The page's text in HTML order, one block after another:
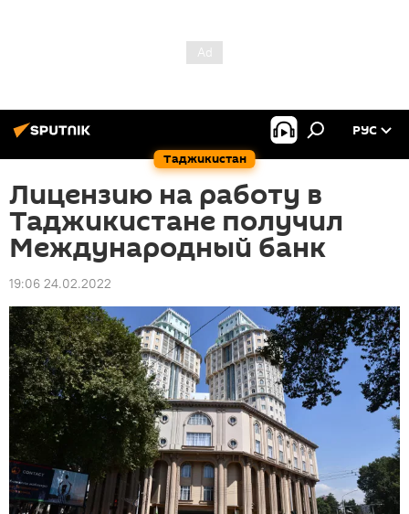
Таджикистан
РУС
Лицензию на работу в
Таджикистане получил
Международный банк
19:06 24.02.2022